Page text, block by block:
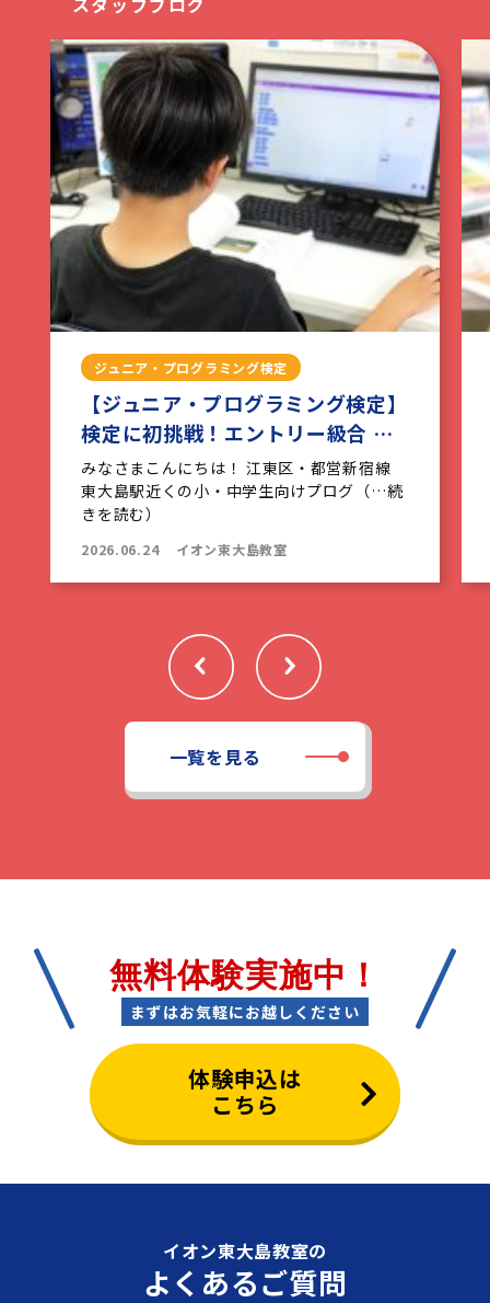
ジュニア・プログラミング検定
【ジュニア・プログラミング検定】
検定に初挑戦！エントリー級合 …
みなさまこんにちは！ 江東区・都営新宿線
東大島駅近くの小・中学生向けプログ（…続
きを読む）
2026.06.24 イオン東大島教室
一覧を見る
無料体験実施中！
まずはお気軽にお越しください
体験申込は
こちら
イオン東大島教室の
よくあるご質問